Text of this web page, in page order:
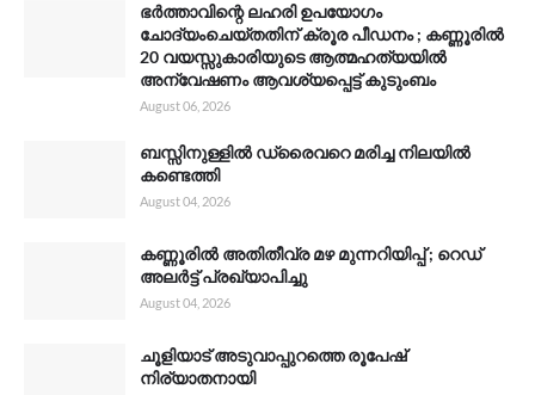
ഭർത്താവിന്റെ ലഹരി ഉപയോഗം
ചോദ്യംചെയ്തതിന് ക്രൂര പീഡനം ; കണ്ണൂരിൽ
20 വയസ്സുകാരിയുടെ ആത്മഹത്യയിൽ
അന്വേഷണം ആവശ്യപ്പെട്ട് കുടുംബം
August 06, 2026
ബസ്സിനുള്ളിൽ ഡ്രൈവറെ മരിച്ച നിലയിൽ
കണ്ടെത്തി
August 04, 2026
കണ്ണൂരിൽ അതിതീവ്ര മഴ മുന്നറിയിപ്പ് ; റെഡ്
അലർട്ട് പ്രഖ്യാപിച്ചു
August 04, 2026
ചൂളിയാട് അടുവാപ്പുറത്തെ രൂപേഷ്
നിര്യാതനായി